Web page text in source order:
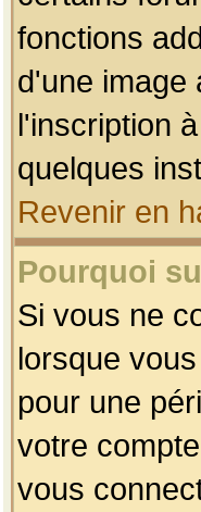
fonctions
d'une image
l'inscription
quelques
Revenir en
Pourquoi
Si vous ne
lorsque
pour une
votre
vous